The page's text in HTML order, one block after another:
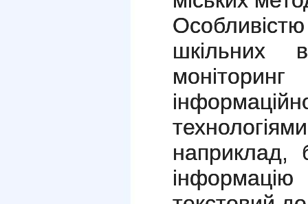
шкільних
наприклад,
інформацію